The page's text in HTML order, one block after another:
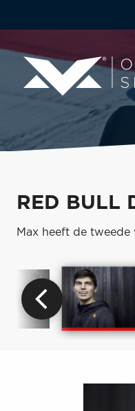
RED BULL
Max heeft de